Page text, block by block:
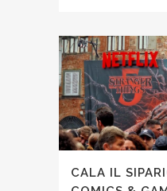
CALA IL